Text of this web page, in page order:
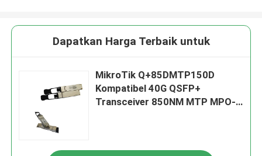
Dapatkan Harga Terbaik untuk
MikroTik Q+85DMTP150D
Kompatibel 40G QSFP+
Transceiver 850NM MTP MPO-